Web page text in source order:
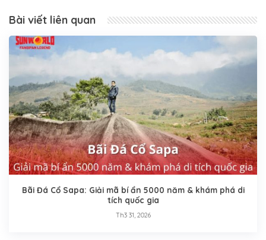
Bài viết liên quan
Bãi Đá Cổ Sapa: Giải mã bí ẩn 5000 năm & khám phá di
tích quốc gia
Th3 31, 2026